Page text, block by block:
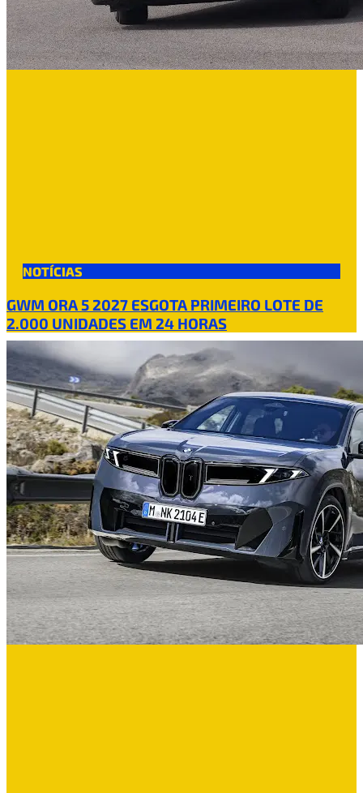
NOTÍCIAS
GWM ORA 5 2027 ESGOTA PRIMEIRO LOTE DE
2.000 UNIDADES EM 24 HORAS